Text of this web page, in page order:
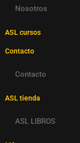
Nosotros
ASL cursos
Contacto
Contacto
ASL tienda
ASL LIBROS